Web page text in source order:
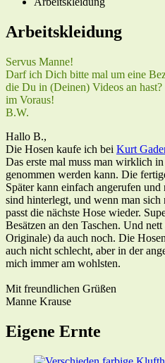
Arbeitskleidung
Servus Manne!
Darf ich Dich bitte mal um eine
die Du in (Deinen) Videos an
im Voraus!
B.W.
Hallo B.,
Die Hosen kaufe ich bei Kurt
Das erste mal muss man wirklich
genommen werden kann. Die
Später kann einfach angerufen
sind hinterlegt, und wenn man sich
passt die nächste Hose wieder.
Besätzen an den Taschen. Und
Originale) da auch noch. Die
auch nicht schlecht, aber in der
mich immer am wohlsten.
Mit freundlichen Grüßen
Manne Krause
Eigene Ernte